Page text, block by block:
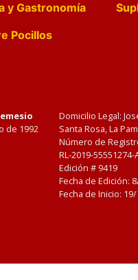
y Gastronomía
Pocillos
de 1992
Domicilio Legal:
Santa Rosa, La
Número de
RL-2019-55551274-
Edición # 9419
Fecha de Edición:
Fecha de Inicio: